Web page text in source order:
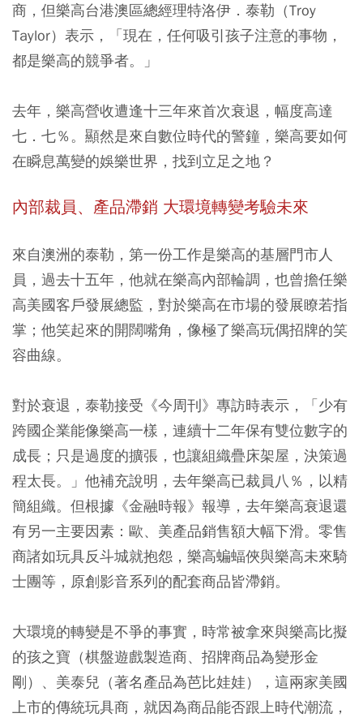
商，但樂高台港澳區總經理特洛伊．泰勒（Troy
Taylor）表示，「現在，任何吸引孩子注意的事物，
都是樂高的競爭者。」
去年，樂高營收遭逢十三年來首次衰退，幅度高達
七．七％。顯然是來自數位時代的警鐘，樂高要如何
在瞬息萬變的娛樂世界，找到立足之地？
內部裁員、產品滯銷 大環境轉變考驗未來
來自澳洲的泰勒，第一份工作是樂高的基層門市人
員，過去十五年，他就在樂高內部輪調，也曾擔任樂
高美國客戶發展總監，對於樂高在市場的發展瞭若指
掌；他笑起來的開闊嘴角，像極了樂高玩偶招牌的笑
容曲線。
對於衰退，泰勒接受《今周刊》專訪時表示，「少有
跨國企業能像樂高一樣，連續十二年保有雙位數字的
成長；只是過度的擴張，也讓組織疊床架屋，決策過
程太長。」他補充說明，去年樂高已裁員八％，以精
簡組織。但根據《金融時報》報導，去年樂高衰退還
有另一主要因素：歐、美產品銷售額大幅下滑。零售
商諸如玩具反斗城就抱怨，樂高蝙蝠俠與樂高未來騎
士團等，原創影音系列的配套商品皆滯銷。
大環境的轉變是不爭的事實，時常被拿來與樂高比擬
的孩之寶（棋盤遊戲製造商、招牌商品為變形金
剛）、美泰兒（著名產品為芭比娃娃），這兩家美國
上市的傳統玩具商，就因為商品能否跟上時代潮流，